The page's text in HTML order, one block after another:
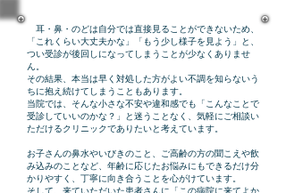
耳・鼻・のどは自分では直接見ることができないため、
「これくらい大丈夫かな」「もう少し様子を見よう」と、
つい受診が後回しになってしまうことが少なくありませ
ん。
その結果、本当は早く対処した方がよい不調を知らないう
ちに抱え続けてしまうこともあります。
当院では、そんな小さな不安や違和感でも「こんなことで
受診していいのかな？」と迷うことなく、気軽にご相談い
ただけるクリニックでありたいと考えています。
お子さんの鼻水やいびきのこと、ご高齢の方の聞こえや飲
み込みのことなど、年齢に応じたお悩みにもできるだけ分
かりやすく、丁寧に向き合うことを心がけています。